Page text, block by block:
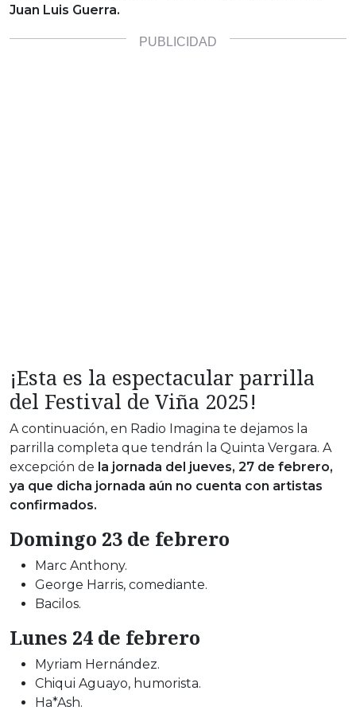
Juan Luis Guerra.
¡Esta es la espectacular parrilla
del Festival de Viña 2025!
A continuación, en Radio Imagina te dejamos la
parrilla completa que tendrán la Quinta Vergara. A
excepción de la jornada del jueves, 27 de febrero,
ya que dicha jornada aún no cuenta con artistas
confirmados.
Domingo 23 de febrero
Marc Anthony.
George Harris, comediante.
Bacilos.
Lunes 24 de febrero
Myriam Hernández.
Chiqui Aguayo, humorista.
Ha*Ash.